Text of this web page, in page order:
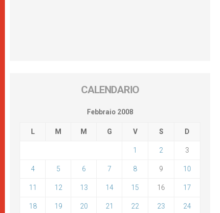
CALENDARIO
Febbraio 2008
L M M G V S D
1 2 3
4 5 6 7 8 9 10
11 12 13 14 15 16 17
18 19 20 21 22 23 24